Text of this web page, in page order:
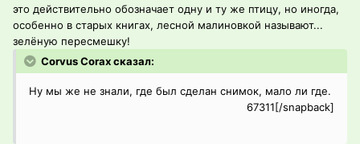
это действительно обозначает одну и ту же птицу, но иногда,
особенно в старых книгах, лесной малиновкой называют...
зелёную пересмешку!
Corvus Corax сказал:
Ну мы же не знали, где был сделан снимок, мало ли где.
67311[/snapback]